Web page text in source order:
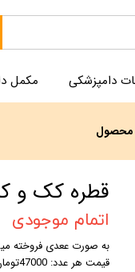
دامپزشکی مکمل
قطره کک و
اتمام موجودی
به صورت ععدی فروخته
قیمت هر عدد: 47000تومان